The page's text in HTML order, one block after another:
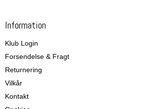
Information
Klub Login
Forsendelse & Fragt
Returnering
Vilkår
Kontakt